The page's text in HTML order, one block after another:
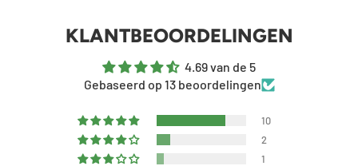
KLANTBEOORDELINGEN
4.69 van de 5
Gebaseerd op 13 beoordelingen
10
2
1